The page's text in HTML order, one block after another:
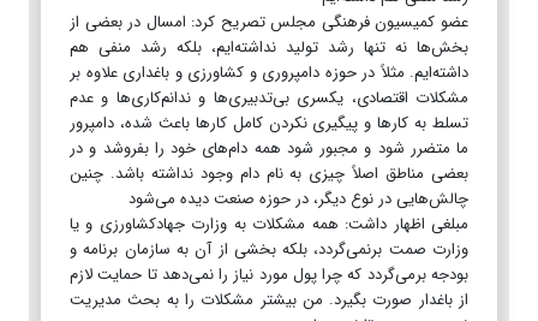
عضو کمیسیون فرهنگی مجلس تصریح کرد: امسال در بعضی از
بخش‌ها نه تنها رشد تولید نداشته‌ایم، بلکه رشد منفی هم
داشته‌ایم. مثلاً در حوزه دامپروری و کشاورزی و باغداری علاوه بر
مشکلات اقتصادی، یکسری بی‌تدبیری‌ها و ندانم‌کاری‌ها و عدم
تسلط به کارها و پیگیری نکردن کامل کارها باعث شده، دامپرور
ما متضرر شود و مجبور شود همه دام‌های خود را بفروشد و در
بعضی مناطق اصلاً چیزی به نام دام وجود نداشته باشد. چنین
چالش‌هایی در نوع دیگر، در حوزه صنعت دیده می‌شود
مبلغی اظهار داشت: همه مشکلات به وزارت جهادکشاورزی و یا
وزارت صمت برنمی‌گردد، بلکه بخشی از آن به سازمان برنامه و
بودجه برمی‌گردد که چرا پول مورد نیاز را نمی‌دهد تا حمایت لازم
از باغدار صورت بگیرد. من بیشتر مشکلات را به بحث مدیریت